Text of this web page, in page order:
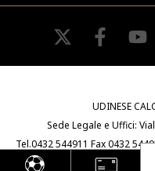
twitter facebook
UDINESE
Sede Legale e Uffici:
Tel.0432 544911 Fax 0432